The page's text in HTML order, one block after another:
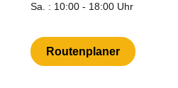
Sa. : 10:00 - 18:00 Uhr
Routenplaner